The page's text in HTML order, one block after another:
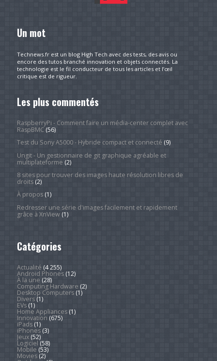
Un mot
Technews.fr est un blog High Tech avec des tests, des avis ou
encore des tutos branché innovation et objets connectés. La
technologie est le fil conducteur de tous les articles et l’œil
critique est de rigueur.
Les plus commentés
RaspberryPi - Comment faire un média-center complet avec
RaspBMC(56)
Test du Sony A5000 - Hybride compact et connecté (9)
Ungit - Un gestionnaire de git graphique agréable et
multiplateforme (2)
8 sites pour trouver des images haute résolution libres de
droits(2)
À propos(1)
Redresser une série d'images facilement et rapidement
grâce à XnView(1)
Catégories
Actualité (4 255)
Android Phones(12)
À la une (28)
Computing Hardware (2)
Desktop Computers(1)
Divers(1)
EVs(1)
Home Appliances(1)
Innovation (675)
iPads(1)
iPhones(3)
Jeux(52)
Logiciel (58)
Mobile (53)
Movies(2)